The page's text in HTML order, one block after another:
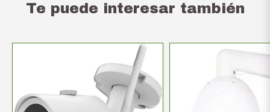
Te puede interesar también